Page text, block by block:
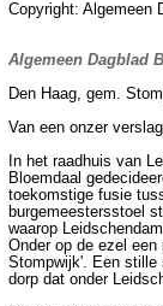
Copyright: Algemeen
Algemeen Dagblad
Den Haag, gem.
Van een onzer
In het raadhuis van
Bloemdaal
toekomstige fusie
burgemeestersstoel
waarop
Onder op de ezel
Stompwijk'. Een stille
dorp dat onder